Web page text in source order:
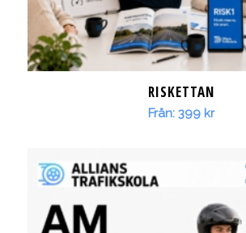
RISKETTAN
Från: 399 kr